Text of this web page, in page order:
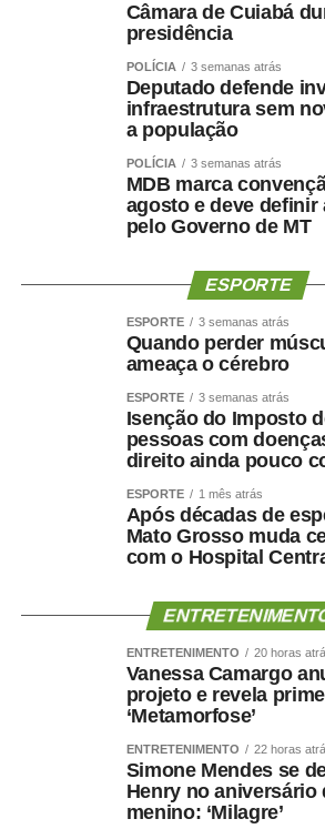
adolescentes disponíveis em
como fóruns, sites, canais e redes
Em casos de flagrante ou de risco à
física de criança ou adolescente, a
o Ministério Público poderão requisitar
determinados dados aos provedores,
judicial prévia. A medida deverá ser
em até 48 horas.
A nova legislação garante ainda
e psicossocial individual,
integral às crianças e aos
testemunhas de violência sexual.
O atendimento deverá considerar
causados pela circulação e
ambiente digital. O agressor deverá
os custos do tratamento da vítima,
ressarcimento ao Sistema Único de
Tramitação
A lei teve origem no Projeto de Lei
deputado Osmar Terra (PL-RS). No
passou pela Comissão de Direitos
onde foi relatada pela senadora
(Republicanos-DF), e teve como
Fabiano Contarato (PT-ES), na
Constituição e Justiça (CCJ).
texto aprovadotambém substitui
Câmara de Cuiabá
presidência
POLÍCIA 3 semanas atrás
Deputado defende
infraestrutura sem
a população
POLÍCIA 3 semanas atrás
MDB marca
agosto e deve
pelo Governo de MT
ESPORTE
ESPORTE 3 semanas atrás
Quando perder
ameaça o cérebro
ESPORTE 3 semanas atrás
Isenção do Imposto
pessoas com
direito ainda pouco
ESPORTE 1 mês atrás
Após décadas de
Mato Grosso muda
com o Hospital
ENTRETENIMENTO 20 horas
Vanessa Camargo
projeto e revela
‘Metamorfose’
ENTRETENIMENTO 22 horas
Simone Mendes se
Henry no aniversário
menino: ‘Milagre’